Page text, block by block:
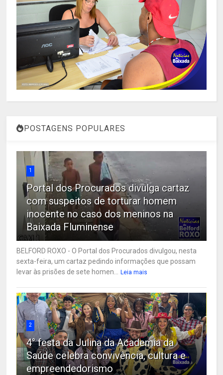
POSTAGENS POPULARES
1
Portal dos Procurados divulga cartaz
com suspeitos de torturar homem
inocente no caso dos meninos na
Baixada Fluminense
BELFORD ROXO - O Portal dos Procurados divulgou, nesta
sexta-feira, um cartaz pedindo informações que possam
levar às prisões de sete homen...
Leia mais
2
4° festa da Julina da Academia da
Saúde celebra convivência, cultura e
empreendedorismo